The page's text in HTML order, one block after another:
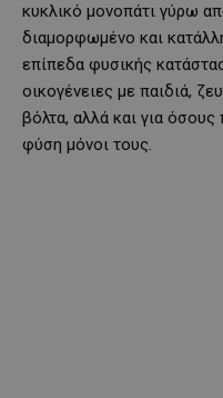
κυκλικό μονοπάτι γύρω
διαμορφωμένο και
επίπεδα φυσικής
οικογένειες με παιδιά,
βόλτα, αλλά και για
φύση μόνοι τους.